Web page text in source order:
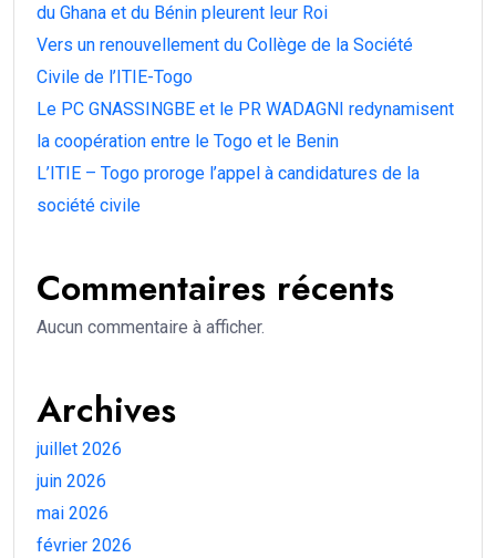
du Ghana et du Bénin pleurent leur Roi
Vers un renouvellement du Collège de la Société
Civile de l’ITIE-Togo
Le PC GNASSINGBE et le PR WADAGNI redynamisent
la coopération entre le Togo et le Benin
L’ITIE – Togo proroge l’appel à candidatures de la
société civile
Commentaires récents
Aucun commentaire à afficher.
Archives
juillet 2026
juin 2026
mai 2026
février 2026